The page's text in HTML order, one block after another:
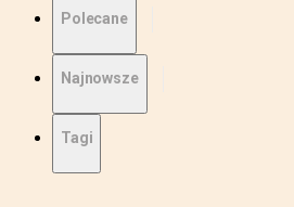
Polecane
Najnowsze
Tagi